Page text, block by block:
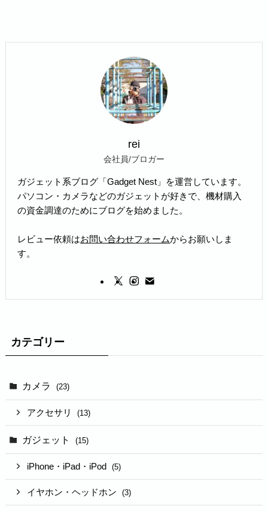
rei
会社員/ブロガー
ガジェット系ブログ「Gadget Nest」を運営しています。
パソコン・カメラなどのガジェットが好きで、機材購入
の資金調達のためにブログを始めました。
レビュー依頼はお問い合わせフォームからお願いしま
す。
カテゴリー
カメラ (23)
アクセサリ (13)
ガジェット (15)
iPhone・iPad・iPod (5)
イヤホン・ヘッドホン (3)